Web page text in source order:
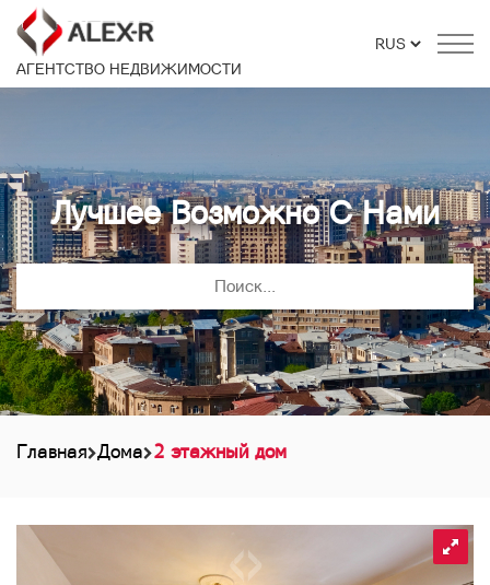
АГЕНТСТВО НЕДВИЖИМОСТИ
Лучшее Возможно С Нами
Главная Дома 2 этажный дом